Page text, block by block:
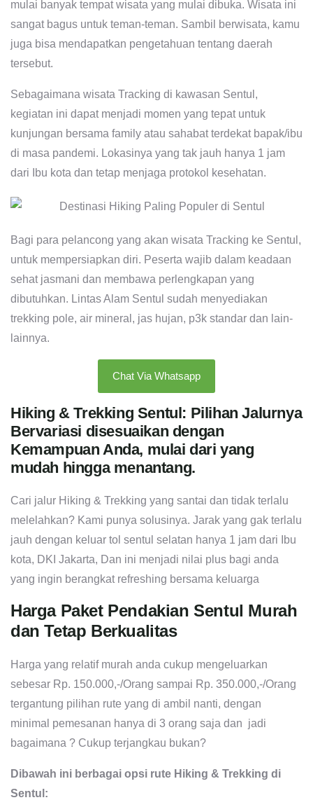
mulai banyak tempat wisata yang mulai dibuka. Wisata ini
sangat bagus untuk teman-teman. Sambil berwisata, kamu
juga bisa mendapatkan pengetahuan tentang daerah
tersebut.
Sebagaimana wisata Tracking di kawasan Sentul,
kegiatan ini dapat menjadi momen yang tepat untuk
kunjungan bersama family atau sahabat terdekat bapak/ibu
di masa pandemi. Lokasinya yang tak jauh hanya 1 jam
dari Ibu kota dan tetap menjaga protokol kesehatan.
Bagi para pelancong yang akan wisata Tracking ke Sentul,
untuk mempersiapkan diri. Peserta wajib dalam keadaan
sehat jasmani dan membawa perlengkapan yang
dibutuhkan. Lintas Alam Sentul sudah menyediakan
trekking pole, air mineral, jas hujan, p3k standar dan lain-
lainnya.
Chat Via Whatsapp
Hiking & Trekking Sentul: Pilihan Jalurnya
Bervariasi disesuaikan dengan
Kemampuan Anda, mulai dari yang
mudah hingga menantang.
Cari jalur Hiking & Trekking yang santai dan tidak terlalu
melelahkan? Kami punya solusinya. Jarak yang gak terlalu
jauh dengan keluar tol sentul selatan hanya 1 jam dari Ibu
kota, DKI Jakarta, Dan ini menjadi nilai plus bagi anda
yang ingin berangkat refreshing bersama keluarga
Harga Paket Pendakian Sentul Murah
dan Tetap Berkualitas
Harga yang relatif murah anda cukup mengeluarkan
sebesar Rp. 150.000,-/Orang sampai Rp. 350.000,-/Orang
tergantung pilihan rute yang di ambil nanti, dengan
minimal pemesanan hanya di 3 orang saja dan jadi
bagaimana ? Cukup terjangkau bukan?
Dibawah ini berbagai opsi rute Hiking & Trekking di
Sentul: